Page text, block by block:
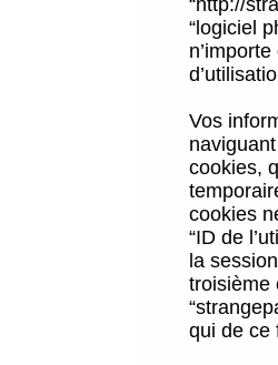
“http://
“logiciel
Vos
cookies,
cookies
“ID de
la
troisième
qui de ce